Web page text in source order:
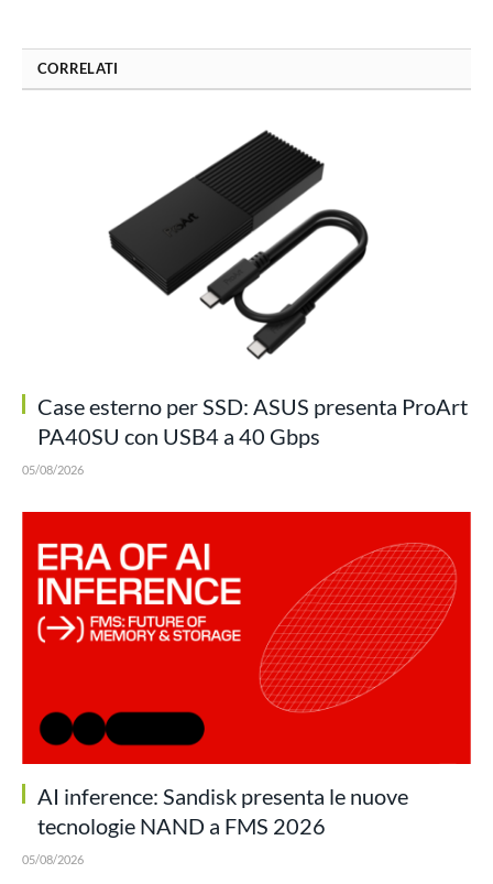
CORRELATI
Case esterno per SSD: ASUS presenta ProArt
PA40SU con USB4 a 40 Gbps
05/08/2026
AI inference: Sandisk presenta le nuove
tecnologie NAND a FMS 2026
05/08/2026